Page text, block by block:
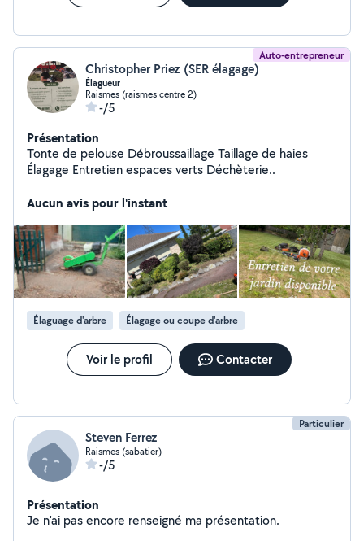
Auto-entrepreneur
Christopher Priez (SER élagage)
Élagueur
Raismes (raismes centre 2)
-/5
Présentation
Tonte de pelouse Débroussaillage Taillage de haies
Élagage Entretien espaces verts Déchèterie..
Aucun avis pour l'instant
Élaguage d'arbre Élagage ou coupe d'arbre
Voir le profil Contacter
Particulier
Steven Ferrez
Raismes (sabatier)
-/5
Présentation
Je n'ai pas encore renseigné ma présentation.